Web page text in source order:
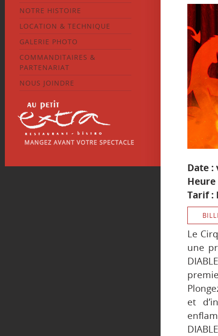
NOTRE HISTOIRE
LOCATION & TECHNIQUE
GALERIE PHOTO
COMMANDITAIRES &
PARTENARIAT
NOUS JOINDRE
Date :
Heure
Tarif :
Le
une
et